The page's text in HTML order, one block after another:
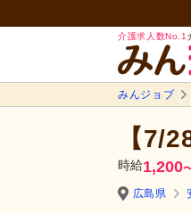
介護求人数No.1
みんジョブ
【7/
時給1,200
広島県